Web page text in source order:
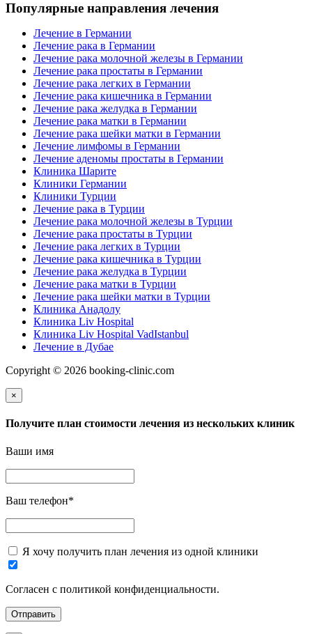
Популярные направления лечения
Лечение в Германии
Лечение рака в Германии
Лечение рака молочной железы в Германии
Лечение рака простаты в Германии
Лечение рака легких в Германии
Лечение рака кишечника в Германии
Лечение рака желудка в Германии
Лечение рака матки в Германии
Лечение рака шейки матки в Германии
Лечение лимфомы в Германии
Лечение аденомы простаты в Германии
Клиника Шарите
Клиники Германии
Клиники Турции
Лечение рака в Турции
Лечение рака молочной железы в Турции
Лечение рака простаты в Турции
Лечение рака легких в Турции
Лечение рака кишечника в Турции
Лечение рака желудка в Турции
Лечение рака матки в Турции
Лечение рака шейки матки в Турции
Клиника Анадолу
Клиника Liv Hospital
Клиника Liv Hospital VadIstanbul
Лечение в Дубае
Copyright © 2026 booking-clinic.com
×
Получите план стоимости лечения из нескольких клиник
Ваши имя
Ваш телефон*
Я хочу получить план лечения из одной клиники
Согласен с политикой конфиденциальности.